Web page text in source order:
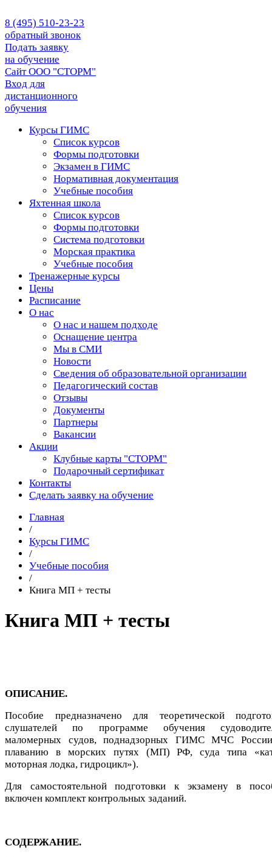
8 (495) 510-23-23
обратный звонок
Подать заявку
на обучение
Сайт ООО "СТОРМ"
Вход для
дистанционного
обучения
Курсы ГИМС
Список курсов
Формы подготовки
Экзамен в ГИМС
Нормативная документация
Учебные пособия
Яхтенная школа
Список курсов
Формы подготовки
Cистема подготовки
Морская практика
Учебные пособия
Тренажерные курсы
Цены
Расписание
О нас
О нас и нашем подходе
Оснащение центра
Мы в СМИ
Новости
Сведения об образовательной организации
Педагогический состав
Отзывы
Документы
Партнеры
Вакансии
Акции
Клубные карты "СТОРМ"
Подарочный сертификат
Контакты
Сделать заявку на обучение
Главная
/
Курсы ГИМС
/
Учебные пособия
/
Книга МП + тесты
Книга МП + тесты
ОПИСАНИЕ.
Пособие предназначено для теоретической
слушателей по программе обучения
маломерных судов, поднадзорных ГИМС МЧС
плаванию в морских путях (МП) РФ, суда типа
моторная лодка, гидроцикл»).
Для самостоятельной подготовки к экзамену в
включен комплект контрольных заданий.
СОДЕРЖАНИЕ.